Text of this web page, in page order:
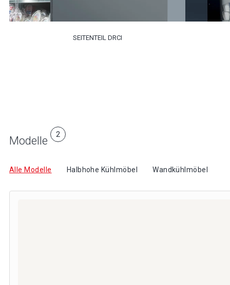
SEITENTEIL DRCI
Modelle 2
Alle Modelle Halbhohe Kühlmöbel Wandkühlmöbel